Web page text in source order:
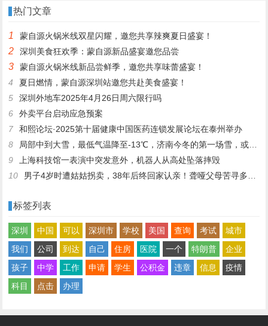
我这是冰冻鸡，别来了；儿子：
热门文章
1 蒙自源火锅米线双星闪耀，邀您共享辣爽夏日盛宴！
2 深圳美食狂欢季：蒙自源新品盛宴邀您品尝
3
蒙自源火锅米线新品尝鲜季，邀您共享味蕾盛宴！
4
夏日燃情，蒙自源深圳站邀您共赴美食盛宴！
5
深圳外地车2025年4月26日周六限行吗
6
外卖平台启动应急预案
7
和熙论坛·2025第十届健康中国医药连锁发展论坛在泰州举办
8
局部中到大雪，最低气温降至-13℃，济南今冬的第一场雪，或跟去年同一时间！
9
上海科技馆一表演中突发意外，机器人从高处坠落摔毁
10
男子4岁时遭姑姑拐卖，38年后终回家认亲！聋哑父母苦寻多年，母亲已抱憾离世丨红星寻人
标签列表
深圳 中国 可以 深圳市 学校 美国 查询 考试
城市
我们
公司 到达 自己 住房 医院 一个 特朗普
企业
孩子
中学 工作 申请 学生 公积金 违章 信息
疫情
科目
点击 办理